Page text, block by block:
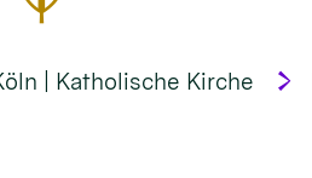
| Katholische Kirche